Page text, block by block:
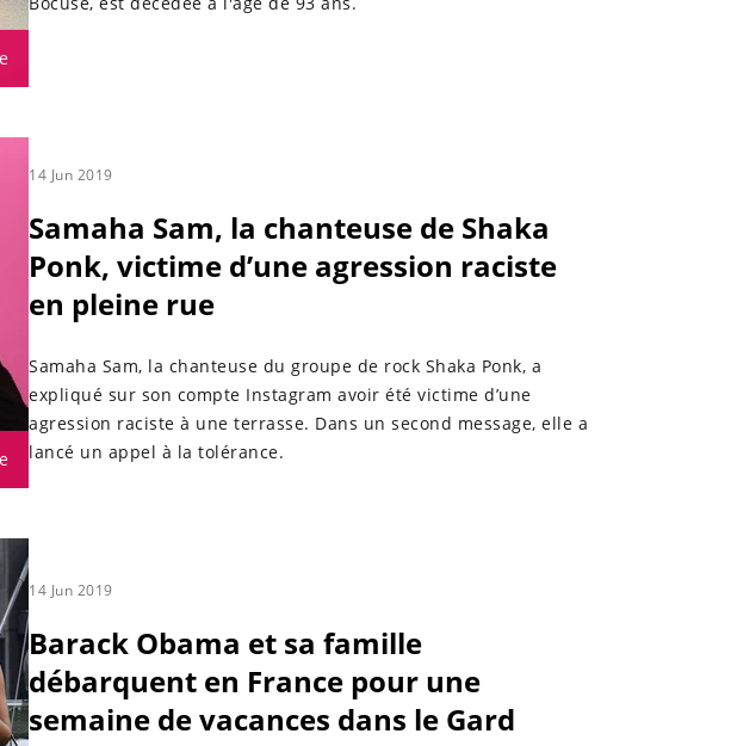
14 Jun 2019
Samaha Sam, la chanteuse de Shaka
Ponk, victime d’une agression raciste
en pleine rue
Samaha Sam, la chanteuse du groupe de rock Shaka Ponk, a
expliqué sur son compte Instagram avoir été victime d’une
agression raciste à une terrasse. Dans un second message, elle a
lancé un appel à la tolérance.
14 Jun 2019
Barack Obama et sa famille
débarquent en France pour une
semaine de vacances dans le Gard